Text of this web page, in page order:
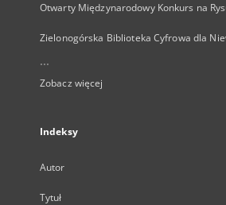
Otwarty Międzynarodowy Konkurs na
Zielonogórska Biblioteka Cyfrowa dla
...
Zobacz więcej
Indeksy
Autor
Tytuł